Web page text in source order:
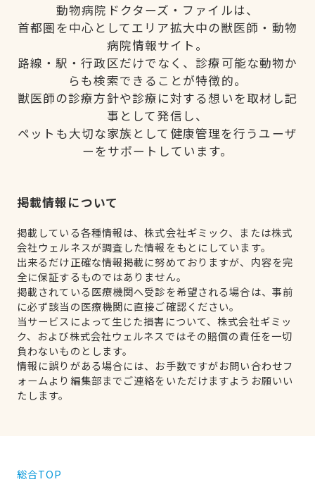
動物病院ドクターズ・ファイルは、
首都圏を中心としてエリア拡大中の獣医師・動物
病院情報サイト。
路線・駅・行政区だけでなく、診療可能な動物か
らも検索できることが特徴的。
獣医師の診療方針や診療に対する想いを取材し記
事として発信し、
ペットも大切な家族として健康管理を行うユーザ
ーをサポートしています。
掲載情報について
掲載している各種情報は、株式会社ギミック、または株式
会社ウェルネスが調査した情報をもとにしています。
出来るだけ正確な情報掲載に努めておりますが、内容を完
全に保証するものではありません。
掲載されている医療機関へ受診を希望される場合は、事前
に必ず該当の医療機関に直接ご確認ください。
当サービスによって生じた損害について、株式会社ギミッ
ク、および株式会社ウェルネスではその賠償の責任を一切
負わないものとします。
情報に誤りがある場合には、お手数ですがお問い合わせフ
ォームより編集部までご連絡をいただけますようお願いい
たします。
総合TOP